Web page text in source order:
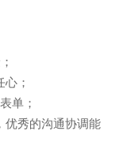
；
单；
优秀的沟通协调能